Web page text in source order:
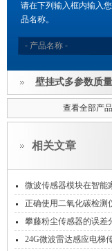
请在下列输入框内输入
品名称。
壁挂式多参数质
查看全部产品
相关文章
微波传感器模块在智能
应用
正确使用二氧化碳检测
学会了吗
攀藤粉尘传感器的误差
法
24G微波雷达感应电梯